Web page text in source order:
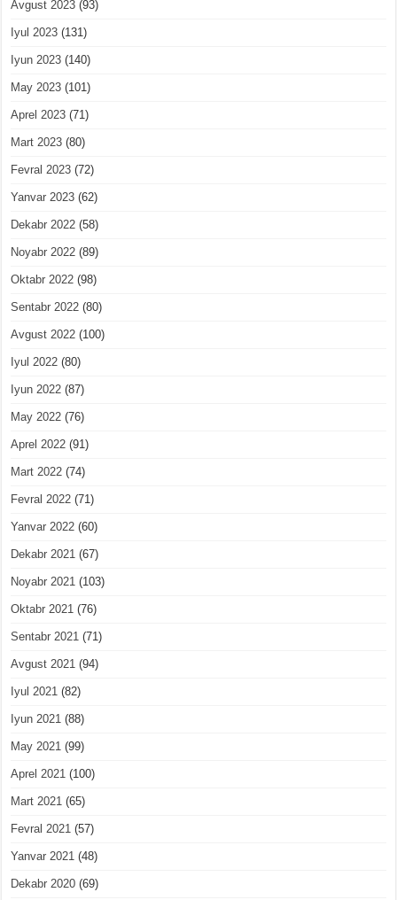
Avgust 2023 (93)
Iyul 2023 (131)
Iyun 2023 (140)
May 2023 (101)
Aprel 2023 (71)
Mart 2023 (80)
Fevral 2023 (72)
Yanvar 2023 (62)
Dekabr 2022 (58)
Noyabr 2022 (89)
Oktabr 2022 (98)
Sentabr 2022 (80)
Avgust 2022 (100)
Iyul 2022 (80)
Iyun 2022 (87)
May 2022 (76)
Aprel 2022 (91)
Mart 2022 (74)
Fevral 2022 (71)
Yanvar 2022 (60)
Dekabr 2021 (67)
Noyabr 2021 (103)
Oktabr 2021 (76)
Sentabr 2021 (71)
Avgust 2021 (94)
Iyul 2021 (82)
Iyun 2021 (88)
May 2021 (99)
Aprel 2021 (100)
Mart 2021 (65)
Fevral 2021 (57)
Yanvar 2021 (48)
Dekabr 2020 (69)